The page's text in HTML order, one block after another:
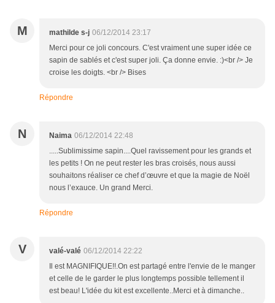
M mathilde s-j 06/12/2014 23:17
Merci pour ce joli concours. C'est vraiment une super idée ce
sapin de sablés et c'est super joli. Ça donne envie. :)<br /> Je
croise les doigts. <br /> Bises
Répondre
N Naima 06/12/2014 22:48
.....Sublimissime sapin....Quel ravissement pour les grands et
les petits ! On ne peut rester les bras croisés, nous aussi
souhaitons réaliser ce chef d’œuvre et que la magie de Noël
nous l’exauce. Un grand Merci.
Répondre
V valé-valé 06/12/2014 22:22
Il est MAGNIFIQUE!!.On est partagé entre l'envie de le manger
et celle de le garder le plus longtemps possible tellement il
est beau! L'idée du kit est excellente..Merci et à dimanche..